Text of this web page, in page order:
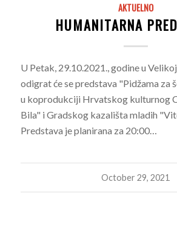
AKTUELNO
HUMANITARNA
U Petak, 29.10.2021., godine u
odigrat će se predstava "Pidžama za
u koprodukciji Hrvatskog kulturnog
Bila" i Gradskog kazališta mladih
Predstava je planirana za 20:00…
October 29, 2021